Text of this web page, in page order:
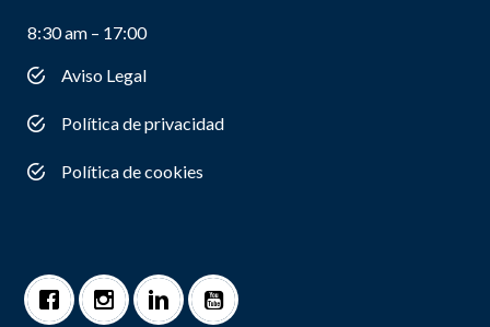
8:30 am – 17:00
Aviso Legal
Política de privacidad
Política de cookies